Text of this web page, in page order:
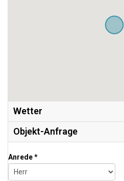
Wetter
Objekt-Anfrage
Anrede *